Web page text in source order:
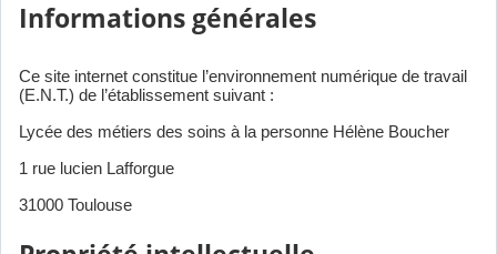
Informations générales
Ce site internet constitue l’environnement numérique de travail
(E.N.T.) de l’établissement suivant :
Lycée des métiers des soins à la personne Hélène Boucher
1 rue lucien Lafforgue
31000 Toulouse